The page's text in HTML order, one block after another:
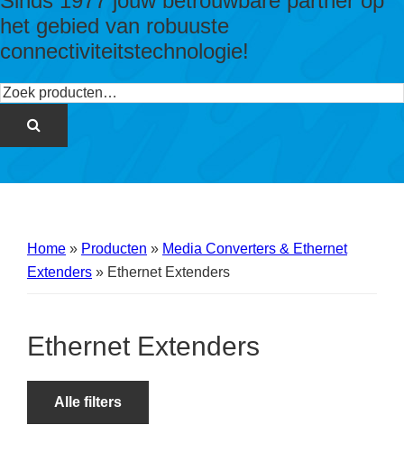
het gebied van robuuste
connectiviteitstechnologie!
Zoeken
Home » Producten » Media Converters & Ethernet
Extenders » Ethernet Extenders
Ethernet Extenders
Alle filters